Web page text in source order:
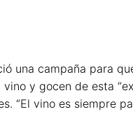
una campaña para
y gocen de esta
“El vino es siempre